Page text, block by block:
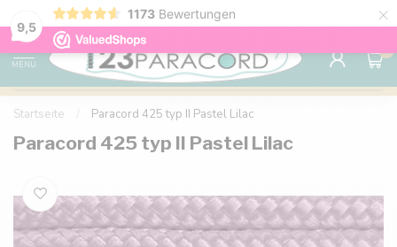
9,5
1173 Bewertungen ×
Kostenlose Lieferung nach Hause ab 150 €
MENU
0
Startseite Paracord 425 typ II Pastel Lilac
Paracord 425 typ II Pastel Lilac